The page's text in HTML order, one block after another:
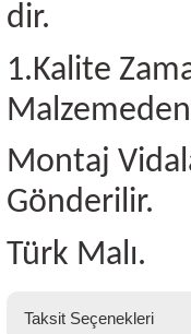
dir.
1.Kalite
Montaj
Gönderilir.
Türk Malı.
Taksit Seçenekleri